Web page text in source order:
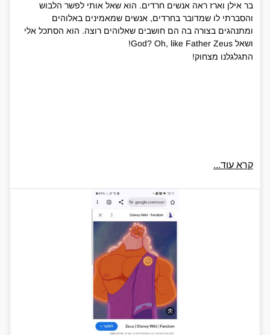
בר אילן וארז ראה אנשים חרדים. הוא שאל אותי לפשר הלבוש
והסברתי לו שמדובר בחרדים, אנשים שמאמינים באלוהים
ומתנהגים בצורה בה הם חושבים שאלוהים רוצה. הוא הסתכל אלי
ושאל God? Oh, like Father Zeus!
התגלגלנו מצחוק!
קרא עוד...